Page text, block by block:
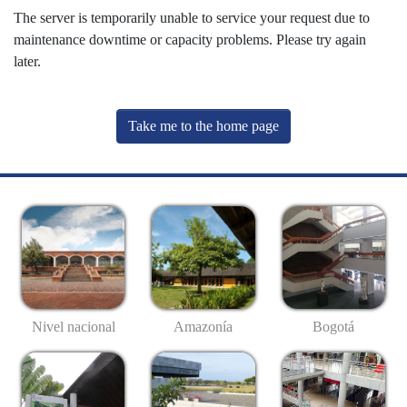
The server is temporarily unable to service your request due to
maintenance downtime or capacity problems. Please try again
later.
Take me to the home page
Nivel nacional Amazonía Bogotá